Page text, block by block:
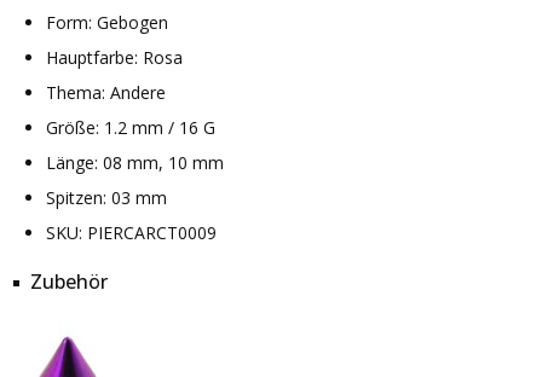
Form: Gebogen
Hauptfarbe: Rosa
Thema: Andere
Größe: 1.2 mm / 16 G
Länge: 08 mm, 10 mm
Spitzen: 03 mm
SKU: PIERCARCT0009
Zubehör